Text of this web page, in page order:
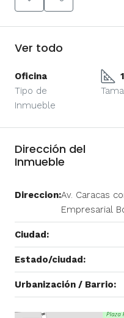
Ver todo
Oficina
Tipo de
Inmueble
Dirección del
Inmueble
Direccion:Av. Caracas
Empresarial
Ciudad:
Estado/ciudad:
Urbanización / Barrio: